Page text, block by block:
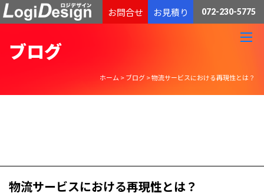
通販物流専門 低価格・発送代行のロジデザイン
お問合せ お見積り 072-230-5775
ブログ
ホーム >ブログ>物流サービスにおける再現性とは？
物流サービスにおける再現性とは？